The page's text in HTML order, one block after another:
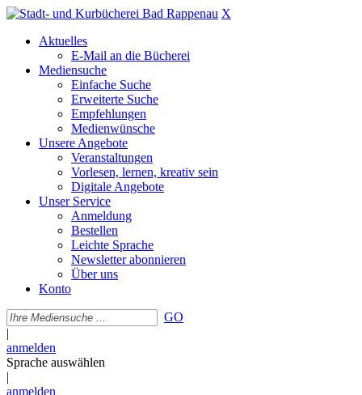
X
Aktuelles
E-Mail an die Bücherei
Mediensuche
Einfache Suche
Erweiterte Suche
Empfehlungen
Medienwünsche
Unsere Angebote
Veranstaltungen
Vorlesen, lernen, kreativ sein
Digitale Angebote
Unser Service
Anmeldung
Bestellen
Leichte Sprache
Newsletter abonnieren
Über uns
Konto
GO
|
anmelden
Sprache auswählen
|
anmelden